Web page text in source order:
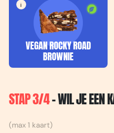
i
VEGAN ROCKY ROAD
BROWNIE
STAP 3/4- WIL JE EEN
(max 1 kaart)